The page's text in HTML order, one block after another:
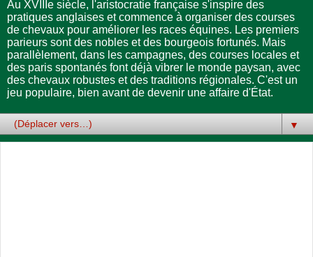
Au XVIIIe siècle, l'aristocratie française s'inspire des
pratiques anglaises et commence à organiser des courses
de chevaux pour améliorer les races équines. Les premiers
parieurs sont des nobles et des bourgeois fortunés. Mais
parallèlement, dans les campagnes, des courses locales et
des paris spontanés font déjà vibrer le monde paysan, avec
des chevaux robustes et des traditions régionales. C'est un
jeu populaire, bien avant de devenir une affaire d'État.
▼